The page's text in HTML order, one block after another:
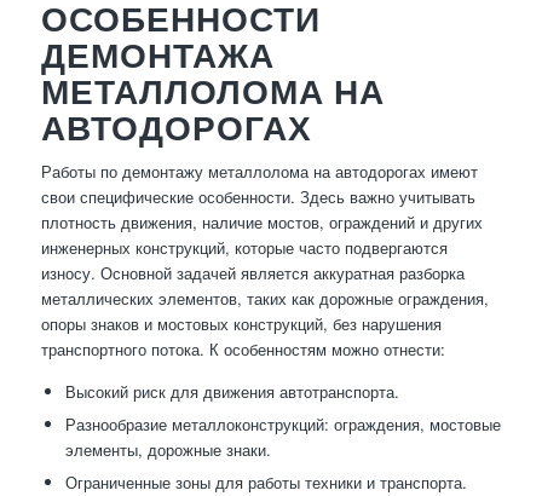
ОСОБЕННОСТИ
ДЕМОНТАЖА
МЕТАЛЛОЛОМА НА
АВТОДОРОГАХ
Работы по демонтажу металлолома на автодорогах имеют
свои специфические особенности. Здесь важно учитывать
плотность движения, наличие мостов, ограждений и других
инженерных конструкций, которые часто подвергаются
износу. Основной задачей является аккуратная разборка
металлических элементов, таких как дорожные ограждения,
опоры знаков и мостовых конструкций, без нарушения
транспортного потока. К особенностям можно отнести:
Высокий риск для движения автотранспорта.
Разнообразие металлоконструкций: ограждения, мостовые
элементы, дорожные знаки.
Ограниченные зоны для работы техники и транспорта.